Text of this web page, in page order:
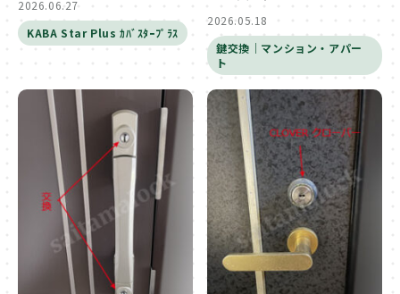
2026.06.27
KABA Star Plus ｶﾊﾞｽﾀｰﾌﾟﾗｽ
2026.05.18
鍵交換｜マンション・アパー
ト